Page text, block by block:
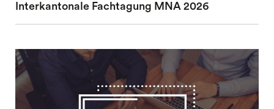
Interkantonale Fachtagung MNA 2026